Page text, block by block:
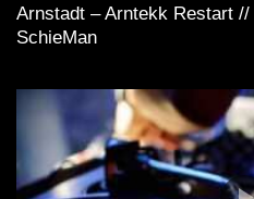
Arnstadt – Arntekk Restart
SchieMan